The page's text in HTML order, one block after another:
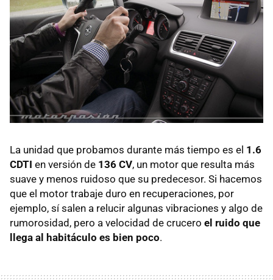
La unidad que probamos durante más tiempo es el 1.6
CDTI en versión de 136 CV, un motor que resulta más
suave y menos ruidoso que su predecesor. Si hacemos
que el motor trabaje duro en recuperaciones, por
ejemplo, sí salen a relucir algunas vibraciones y algo de
rumorosidad, pero a velocidad de crucero el ruido que
llega al habitáculo es bien poco.